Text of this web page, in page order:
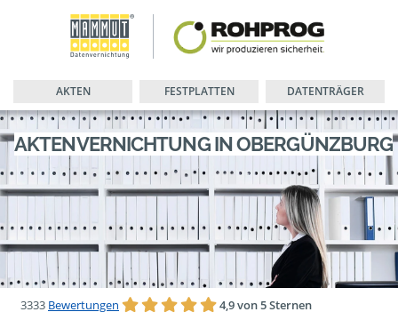
AKTEN FESTPLATTEN DATENTRÄGER
AKTENVERNICHTUNG IN OBERGÜNZBURG
3333 Bewertungen 4,9 von 5 Sternen